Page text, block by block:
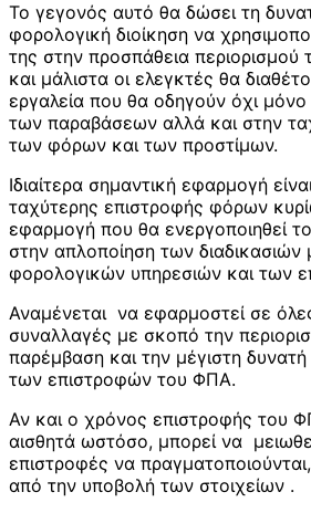
Το γεγονός αυτό θα δώσει τη
φορολογική διοίκηση να
της στην προσπάθεια περιορισμού
και μάλιστα οι ελεγκτές θα
εργαλεία που θα οδηγούν όχι
των παραβάσεων αλλά και στην
των φόρων και των προστίμων.
Ιδιαίτερα σημαντική εφαρμογή
ταχύτερης επιστροφής φόρων
εφαρμογή που θα ενεργοποιηθεί
στην απλοποίηση των
φορολογικών υπηρεσιών και των
Αναμένεται να εφαρμοστεί σε
συναλλαγές με σκοπό την
παρέμβαση και την μέγιστη
των επιστροφών του ΦΠΑ.
Αν και ο χρόνος επιστροφής του
αισθητά ωστόσο, μπορεί να
επιστροφές να
από την υποβολή των στοιχείων .